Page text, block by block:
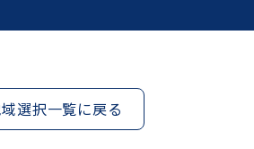
選択一覧に戻る